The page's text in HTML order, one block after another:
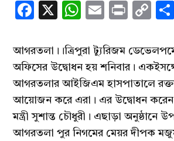
Facebook
X WhatsApp
EmailPrint
আগরতলা।‌।ত্রিপুরা ট্যুরিজম
অফিসের উদ্বোধন হয় শনিবার।
আগরতলার আইজিএম হাসপাতালে
আয়োজন করে এরা। এর উদ্বোধন করেন
মন্ত্রী সুশান্ত চৌধুরী। এছাড়া অনুষ্ঠানে
আগরতলা পুর নিগমের মেয়র দীপক